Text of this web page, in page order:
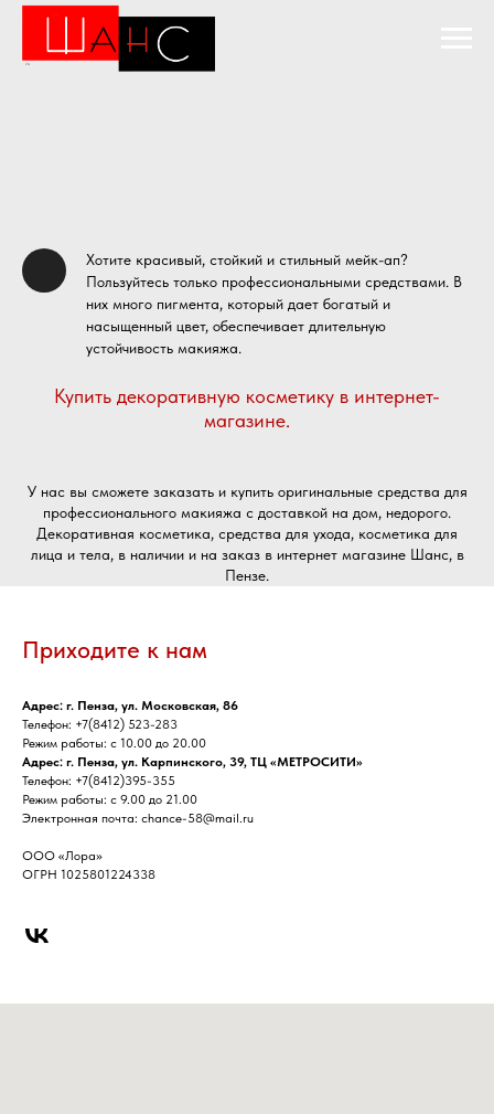
Хотите красивый, стойкий и стильный мейк-ап?
Пользуйтесь только профессиональными средствами. В
них много пигмента, который дает богатый и
насыщенный цвет, обеспечивает длительную
устойчивость макияжа.
Купить декоративную косметику в интернет-
магазине.
У нас вы сможете заказать и купить оригинальные средства для
профессионального макияжа с доставкой на дом, недорого.
Декоративная косметика, средства для ухода, косметика для
лица и тела, в наличии и на заказ в интернет магазине Шанс, в
Пензе.
Приходите к нам
Адрес: г. Пенза, ул. Московская, 86
Телефон: +7(8412) 523-283
Режим работы: с 10.00 до 20.00
Адрес: г. Пенза, ул. Карпинского, 39, ТЦ «МЕТРОСИТИ»
Телефон: +7(8412)395-355
Режим работы: с 9.00 до 21.00
Электронная почта: chance-58@mail.ru
ООО «Лора»
ОГРН 1025801224338